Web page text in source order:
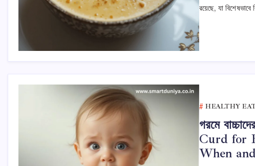
রয়েছে, যা
HEALTHY
গরমে
Curd for
When